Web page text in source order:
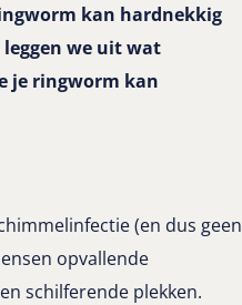
kan hardnekkig
we uit wat
je ringworm kan
(en dus geen
opvallende
schilferende plekken.